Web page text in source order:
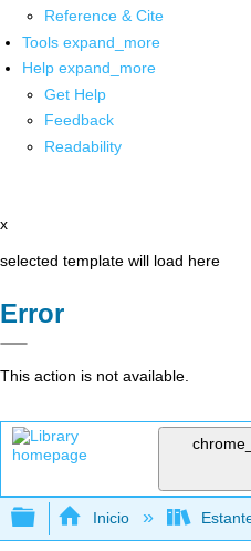
Reference & Cite
Tools expand_more
Help expand_more
Get Help
Feedback
Readability
x
selected template will load here
Error
This action is not available.
Expandir/contraer
Inicio